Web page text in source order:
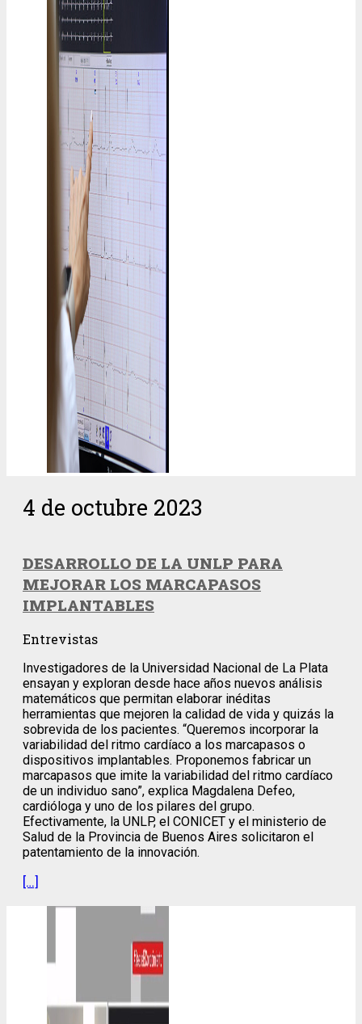
4 de octubre 2023
DESARROLLO DE LA UNLP PARA
MEJORAR LOS MARCAPASOS
IMPLANTABLES
Entrevistas
Investigadores de la Universidad Nacional de La Plata
ensayan y exploran desde hace años nuevos análisis
matemáticos que permitan elaborar inéditas
herramientas que mejoren la calidad de vida y quizás la
sobrevida de los pacientes. “Queremos incorporar la
variabilidad del ritmo cardíaco a los marcapasos o
dispositivos implantables. Proponemos fabricar un
marcapasos que imite la variabilidad del ritmo cardíaco
de un individuo sano”, explica Magdalena Defeo,
cardióloga y uno de los pilares del grupo.
Efectivamente, la UNLP, el CONICET y el ministerio de
Salud de la Provincia de Buenos Aires solicitaron el
patentamiento de la innovación.
[…]